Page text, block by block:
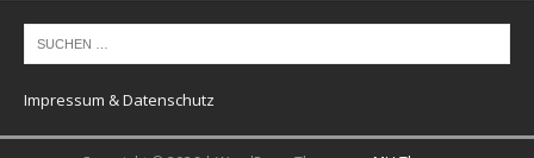
Impressum & Datenschutz